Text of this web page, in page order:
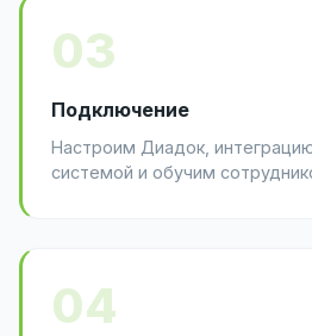
03
Подключение
Настроим Диадок,
системой и обучим
04